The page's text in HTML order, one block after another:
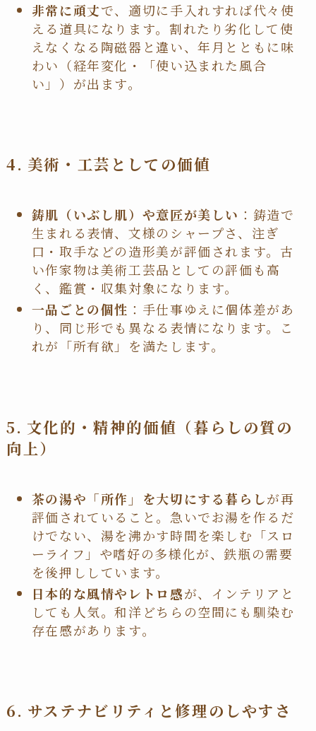
非常に頑丈で、適切に手入れすれば代々使
える道具になります。割れたり劣化して使
えなくなる陶磁器と違い、年月とともに味
わい（経年変化・「使い込まれた風合
い」）が出ます。
4. 美術・工芸としての価値
鋳肌（いぶし肌）や意匠が美しい ：鋳造で
生まれる表情、文様のシャープさ、注ぎ
口・取手などの造形美が評価されます。古
い作家物は美術工芸品としての評価も高
く、鑑賞・収集対象になります。
一品ごとの個性 ：手仕事ゆえに個体差があ
り、同じ形でも異なる表情になります。こ
れが「所有欲」を満たします。
5. 文化的・精神的価値（暮らしの質の
向上）
茶の湯や「所作」を大切にする暮らしが再
評価されていること。急いでお湯を作るだ
けでない、湯を沸かす時間を楽しむ「スロ
ーライフ」や嗜好の多様化が、鉄瓶の需要
を後押ししています。
日本的な風情やレトロ感が、インテリアと
しても人気。和洋どちらの空間にも馴染む
存在感があります。
6. サステナビリティと修理のしやすさ